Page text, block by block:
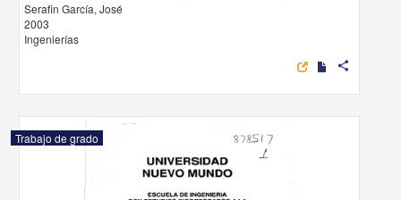
Serafin García, José
2003
Ingenierías
share
Trabajo de grado